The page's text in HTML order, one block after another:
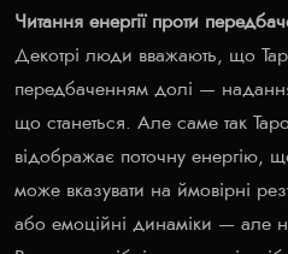
Читання енергії проти
Декотрі люди вважають, що
передбаченням долі —
що станеться. Але саме так
відображає поточну енергію,
може вказувати на ймовірні
або емоційні динаміки — але